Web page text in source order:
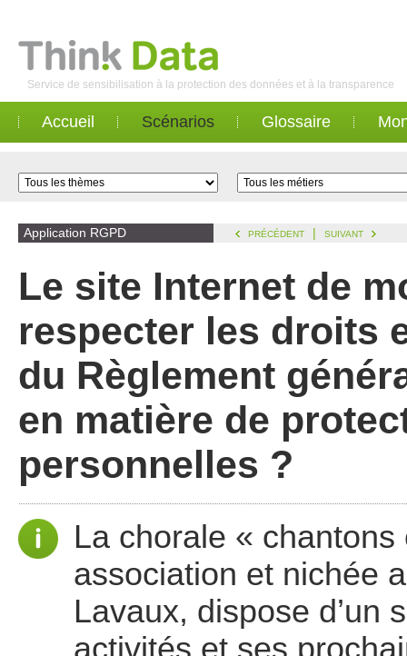
Service de sensibilisation à la protection des données et à la transparence
Accueil Scénarios Glossaire
Application RGPD PRÉCÉDENT | SUIVANT
Le site Internet de
respecter les droits
du Règlement
en matière de
personnelles ?
La chorale «
association et nichée
Lavaux, dispose d’un
activités et ses